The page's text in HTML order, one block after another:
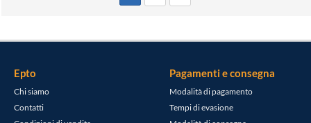
Epto
Chi siamo
Contatti
Pagamenti e consegna
Modalità di pagamento
Tempi di evasione